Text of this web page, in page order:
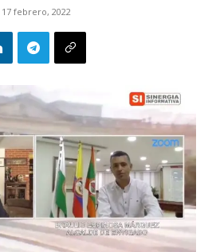
17 febrero, 2022